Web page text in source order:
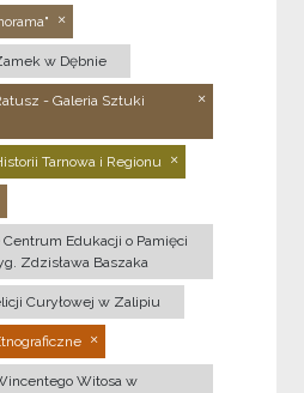
w Dębnie
- Galeria Sztuki
Tarnowa i Regionu
Centrum Edukacji o Pamięci
Zdzisława Baszaka
Curyłowej w Zalipiu
Witosa w